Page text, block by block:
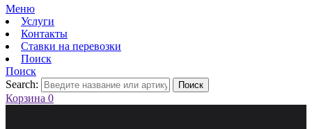
Меню
Услуги
Контакты
Ставки на перевозки
Поиск
Поиск
Search:
Поиск
Корзина 0